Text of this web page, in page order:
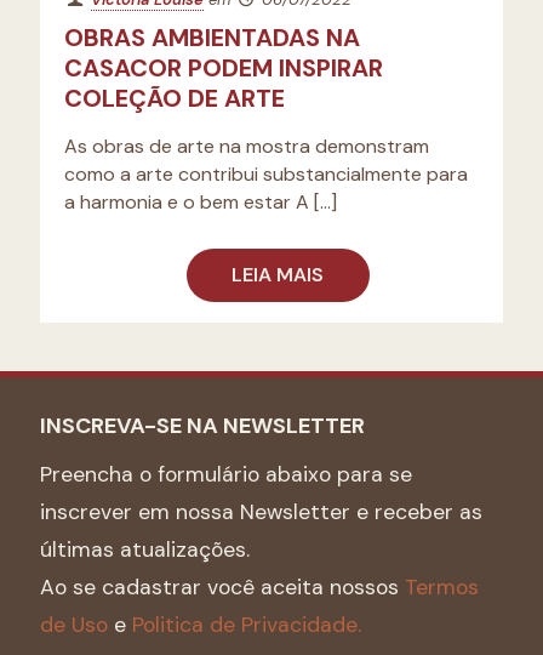
OBRAS AMBIENTADAS NA
CASACOR PODEM INSPIRAR
COLEÇÃO DE ARTE
As obras de arte na mostra demonstram
como a arte contribui substancialmente para
a harmonia e o bem estar A […]
LEIA MAIS
INSCREVA-SE NA NEWSLETTER
Preencha o formulário abaixo para se
inscrever em nossa Newsletter e receber as
últimas atualizações.
Ao se cadastrar você aceita nossos Termos
de Uso e Politica de Privacidade.